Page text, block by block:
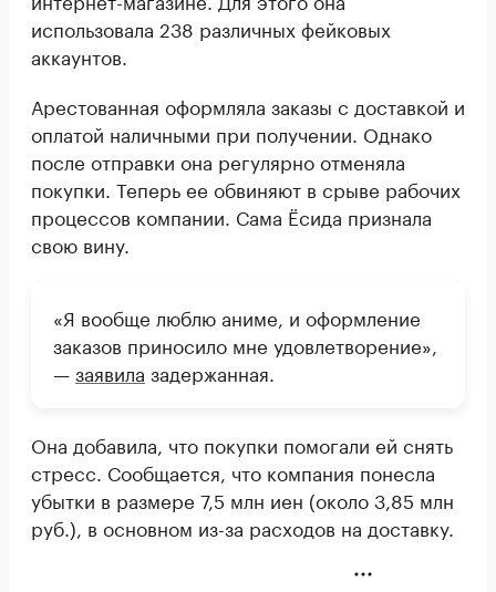
использовала 238 различных фейковых
аккаунтов.
Арестованная оформляла заказы с доставкой и
оплатой наличными при получении. Однако
после отправки она регулярно отменяла
покупки. Теперь ее обвиняют в срыве рабочих
процессов компании. Сама Ёсида признала
свою вину.
«Я вообще люблю аниме, и оформление
заказов приносило мне удовлетворение»,
—заявила задержанная.
Она добавила, что покупки помогали ей снять
стресс. Сообщается, что компания понесла
убытки в размере 7,5 млн иен (около 3,85 млн
руб.), в основном из-за расходов на доставку.